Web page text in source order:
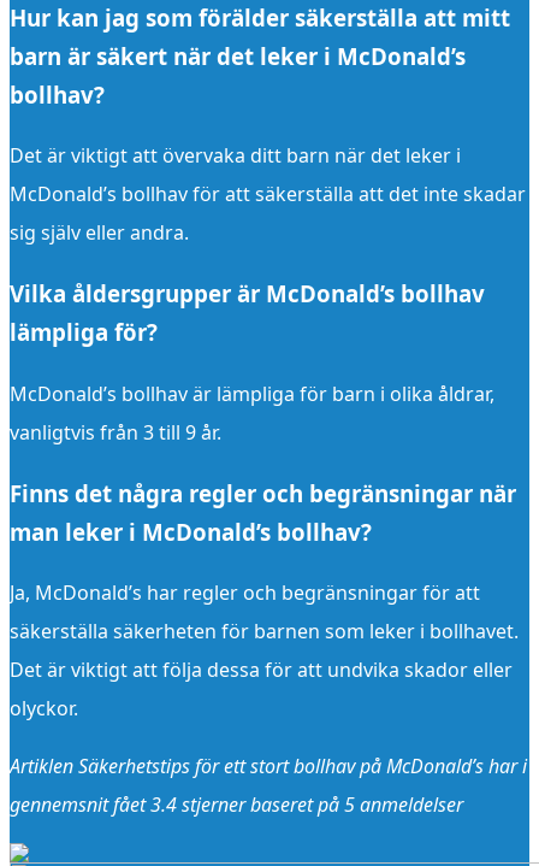
Hur kan jag som förälder säkerställa att mitt
barn är säkert när det leker i McDonald’s
bollhav?
Det är viktigt att övervaka ditt barn när det leker i
McDonald’s bollhav för att säkerställa att det inte skadar
sig själv eller andra.
Vilka åldersgrupper är McDonald’s bollhav
lämpliga för?
McDonald’s bollhav är lämpliga för barn i olika åldrar,
vanligtvis från 3 till 9 år.
Finns det några regler och begränsningar när
man leker i McDonald’s bollhav?
Ja, McDonald’s har regler och begränsningar för att
säkerställa säkerheten för barnen som leker i bollhavet.
Det är viktigt att följa dessa för att undvika skador eller
olyckor.
Artiklen Säkerhetstips för ett stort bollhav på McDonald’s har i
gennemsnit fået3.4stjerner baseret på5anmeldelser